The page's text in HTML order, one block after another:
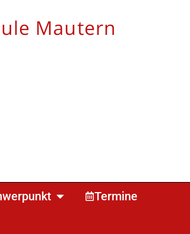
Mautern
Termine